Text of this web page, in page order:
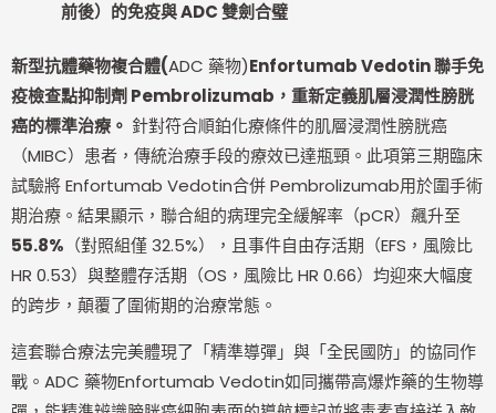
前後）的免疫與 ADC 雙劍合璧
新型抗體藥物複合體(ADC 藥物)Enfortumab Vedotin聯手免
疫檢查點抑制劑 Pembrolizumab，重新定義肌層浸潤性膀胱
癌的標準治療。 針對符合順鉑化療條件的肌層浸潤性膀胱癌
（MIBC）患者，傳統治療手段的療效已達瓶頸。此項第三期臨床
試驗將 Enfortumab Vedotin合併 Pembrolizumab用於圍手術
期治療。結果顯示，聯合組的病理完全緩解率（pCR）飆升至
55.8% （對照組僅 32.5%），且事件自由存活期（EFS，風險比
HR 0.53）與整體存活期（OS，風險比 HR 0.66）均迎來大幅度
的跨步，顛覆了圍術期的治療常態。
這套聯合療法完美體現了「精準導彈」與「全民國防」的協同作
戰。ADC 藥物Enfortumab Vedotin如同攜帶高爆炸藥的生物導